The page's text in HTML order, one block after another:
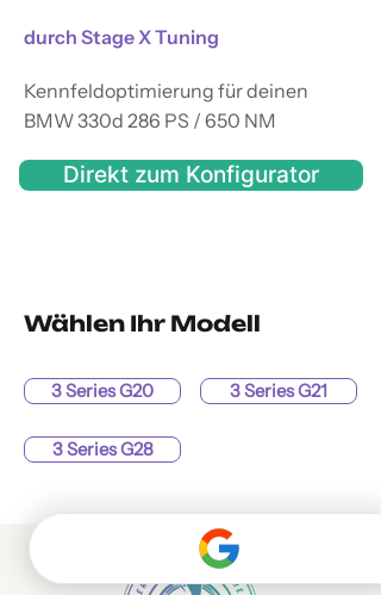
durch Stage X Tuning
Kennfeldoptimierung für deinen
BMW 330d 286 PS / 650 NM
Direkt zum Konfigurator
Wählen Ihr Modell
3 Series G20
3 Series G28
3 Series G21